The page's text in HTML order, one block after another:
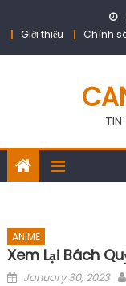
Giới thiệu
Chính
ANIME
Xem Lại Bách
Posted
January 30, 2023